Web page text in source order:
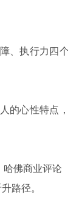
、执行力四
的心性特点
哈佛商业评论
路径。